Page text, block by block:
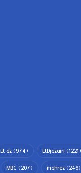
EtDjazairi (1221)
Et dz(974)
mahrez(246)
MBC(207)